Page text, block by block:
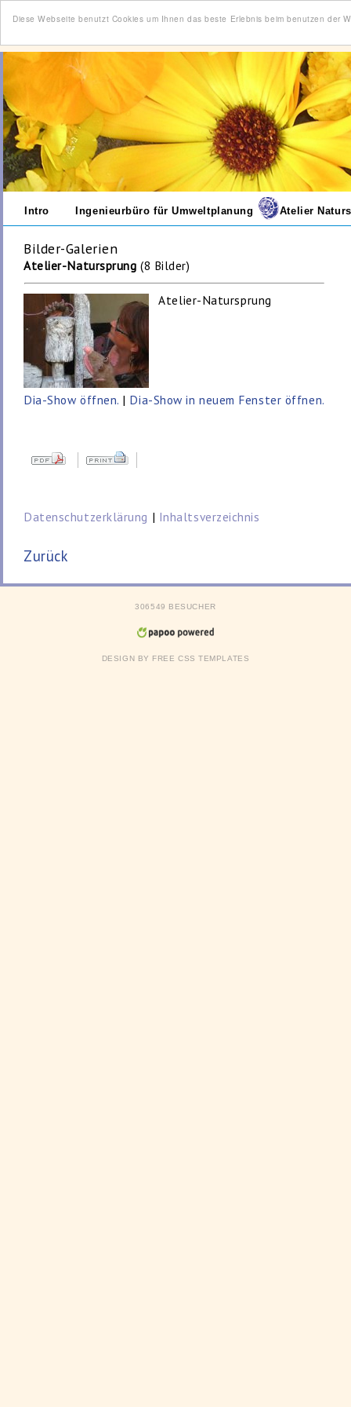
Diese Webseite benutzt Cookies um Ihnen das beste Erlebnis beim benutzen der
Intro Ingenieurbüro für Umweltplanung Atelier
Bilder-Galerien
Atelier-Natursprung (8 Bilder)
Atelier-Natursprung
Dia-Show öffnen. | Dia-Show in neuem Fenster öffnen.
Datenschutzerklärung | Inhaltsverzeichnis
Zurück
306549 BESUCHER
DESIGN BY FREE CSS TEMPLATES